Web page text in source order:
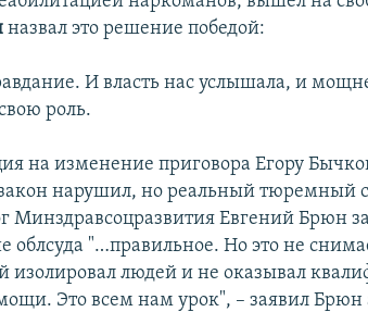
назвал это решение победой:
И власть нас услышала, и
роль.
на изменение приговора Егору
нарушил, но реальный тюремный
Минздравсоцразвития Евгений Брюн
"…правильное. Но это не
изолировал людей и не оказывал
Это всем нам урок", – заявил Брюн